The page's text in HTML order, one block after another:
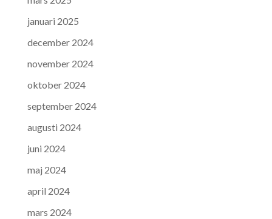
januari 2025
december 2024
november 2024
oktober 2024
september 2024
augusti 2024
juni 2024
maj 2024
april 2024
mars 2024